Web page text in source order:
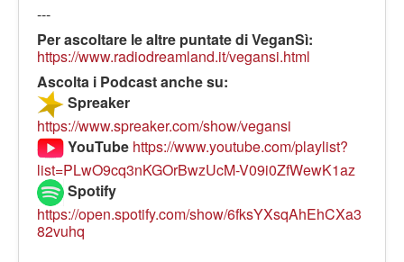
---
Per ascoltare le altre puntate di VeganSì:
https://www.radiodreamland.it/vegansi.html
Ascolta i Podcast anche su:
Spreaker
https://www.spreaker.com/show/vegansi
YouTube https://www.youtube.com/playlist?
list=PLwO9cq3nKGOrBwzUcM-V09i0ZfWewK1az
Spotify
https://open.spotify.com/show/6fksYXsqAhEhCXa3
82vuhq